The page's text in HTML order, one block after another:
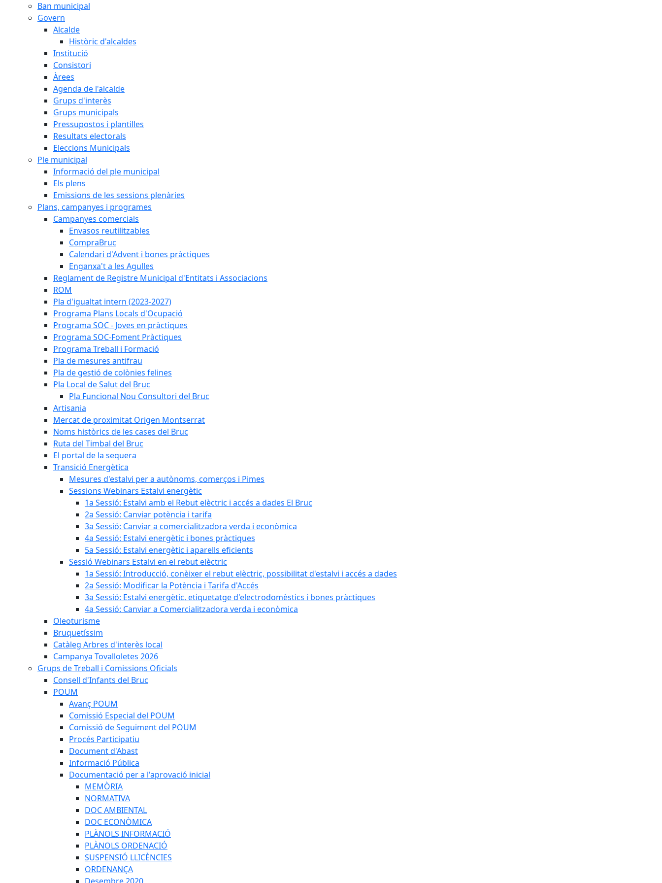
Ban municipal
Govern
Alcalde
Històric d'alcaldes
Institució
Consistori
Àrees
Agenda de l'alcalde
Grups d'interès
Grups municipals
Pressupostos i plantilles
Resultats electorals
Eleccions Municipals
Ple municipal
Informació del ple municipal
Els plens
Emissions de les sessions plenàries
Plans, campanyes i programes
Campanyes comercials
Envasos reutilitzables
CompraBruc
Calendari d'Advent i bones pràctiques
Enganxa't a les Agulles
Reglament de Registre Municipal d'Entitats i Associacions
ROM
Pla d'igualtat intern (2023-2027)
Programa Plans Locals d'Ocupació
Programa SOC - Joves en pràctiques
Programa SOC-Foment Pràctiques
Programa Treball i Formació
Pla de mesures antifrau
Pla de gestió de colònies felines
Pla Local de Salut del Bruc
Pla Funcional Nou Consultori del Bruc
Artisania
Mercat de proximitat Origen Montserrat
Noms històrics de les cases del Bruc
Ruta del Timbal del Bruc
El portal de la sequera
Transició Energètica
Mesures d'estalvi per a autònoms, comerços i Pimes
Sessions Webinars Estalvi energètic
1a Sessió: Estalvi amb el Rebut elèctric i accés a dades El Bruc
2a Sessió: Canviar potència i tarifa
3a Sessió: Canviar a comercialitzadora verda i econòmica
4a Sessió: Estalvi energètic i bones pràctiques
5a Sessió: Estalvi energètic i aparells eficients
Sessió Webinars Estalvi en el rebut elèctric
1a Sessió: Introducció, conèixer el rebut elèctric, possibilitat d'estalvi i accés a dades
2a Sessió: Modificar la Potència i Tarifa d'Accés
3a Sessió: Estalvi energètic, etiquetatge d'electrodomèstics i bones pràctiques
4a Sessió: Canviar a Comercialitzadora verda i econòmica
Oleoturisme
Bruquetíssim
Catàleg Arbres d'interès local
Campanya Tovalloletes 2026
Grups de Treball i Comissions Oficials
Consell d'Infants del Bruc
POUM
Avanç POUM
Comissió Especial del POUM
Comissió de Seguiment del POUM
Procés Participatiu
Document d'Abast
Informació Pública
Documentació per a l'aprovació inicial
MEMÒRIA
NORMATIVA
DOC AMBIENTAL
DOC ECONÒMICA
PLÀNOLS INFORMACIÓ
PLÀNOLS ORDENACIÓ
SUSPENSIÓ LLICÈNCIES
ORDENANÇA